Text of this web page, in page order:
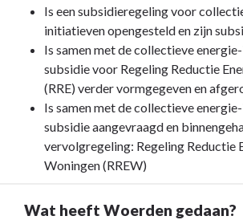
Is een subsidieregeling voor
initiatieven opengesteld en zijn
Is samen met de collectieve
subsidie voor Regeling Reductie
(RRE) verder vormgegeven en
Is samen met de collectieve
subsidie aangevraagd en
vervolgregeling: Regeling Reductie
Woningen (RREW)
Wat heeft Woerden gedaan?